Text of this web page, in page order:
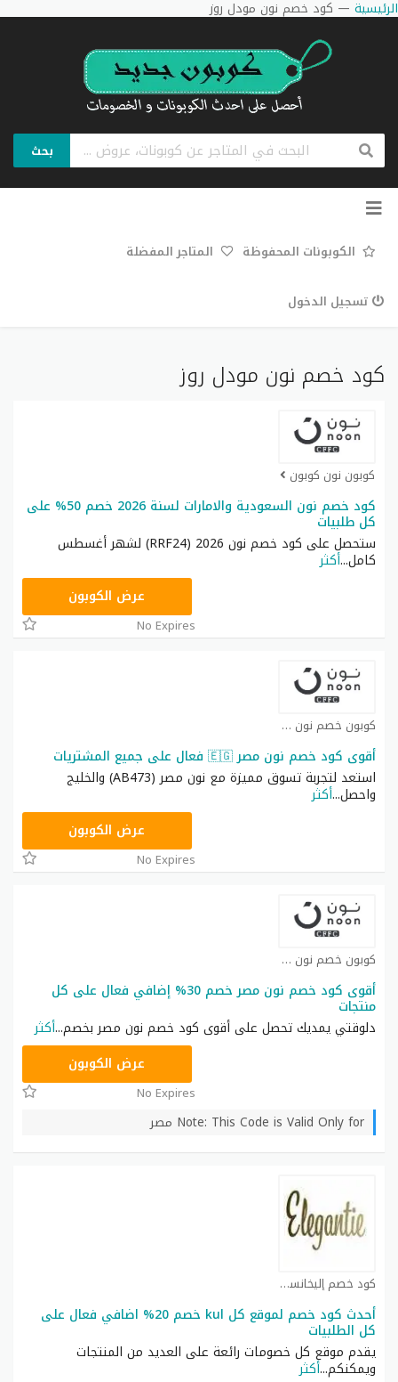
الرئيسية — كود خصم نون مودل روز
بحث
تخطي
الكوبونات المحفوظة المتاجر المفضلة
تسجيل الدخول
كود خصم نون مودل روز
كوبون نون كوبون
كود خصم نون السعودية والامارات لسنة 2026 خصم 50% على
كل طلبيات
ستحصل على كود خصم نون 2026 (RRF24) لشهر أغسطس
كامل...أكثر
RRF24عرض الكوبون
No Expires
كوبون خصم نون كوبون
أقوى كود خصم نون مصر 🇪🇬 فعال على جميع المشتريات
استعد لتجربة تسوق مميزة مع نون مصر (AB473) والخليج
واحصل...أكثر
AB473عرض الكوبون
No Expires
كوبون خصم نون كوبون
أقوى كود خصم نون مصر خصم 30% إضافي فعال على كل
منتجات
دلوقتي يمديك تحصل على أقوى كود خصم نون مصر بخصم...أكثر
AB473عرض الكوبون
No Expires
Note: This Code is Valid Only for مصر
كود خصم إليخانسي كوبون
أحدث كود خصم لموقع كل kul خصم 20% اضافي فعال على
كل الطلبيات
يقدم موقع كل خصومات رائعة على العديد من المنتجات
ويمكنكم...أكثر